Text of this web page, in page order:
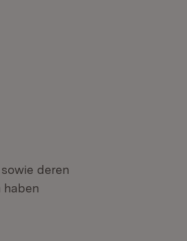
deren
haben